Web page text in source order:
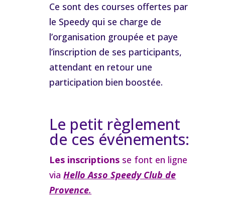
Ce sont des courses offertes par
le Speedy qui se charge de
l’organisation groupée et paye
l’inscription de ses participants,
attendant en retour une
participation bien boostée.
Le petit règlement
de ces événements:
Les inscriptions se font en ligne
viaHello Asso Speedy Club de
Provence.